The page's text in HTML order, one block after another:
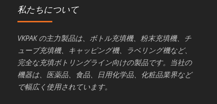
私たちについて
VKPAK の主力製品は、ボトル充填機、粉末充填機、チ
ューブ充填機、キャッピング機、ラベリング機など、
完全な充填ボトリングライン向けの製品です。当社の
機器は、医薬品、食品、日用化学品、化粧品業界など
で幅広く使用されています。